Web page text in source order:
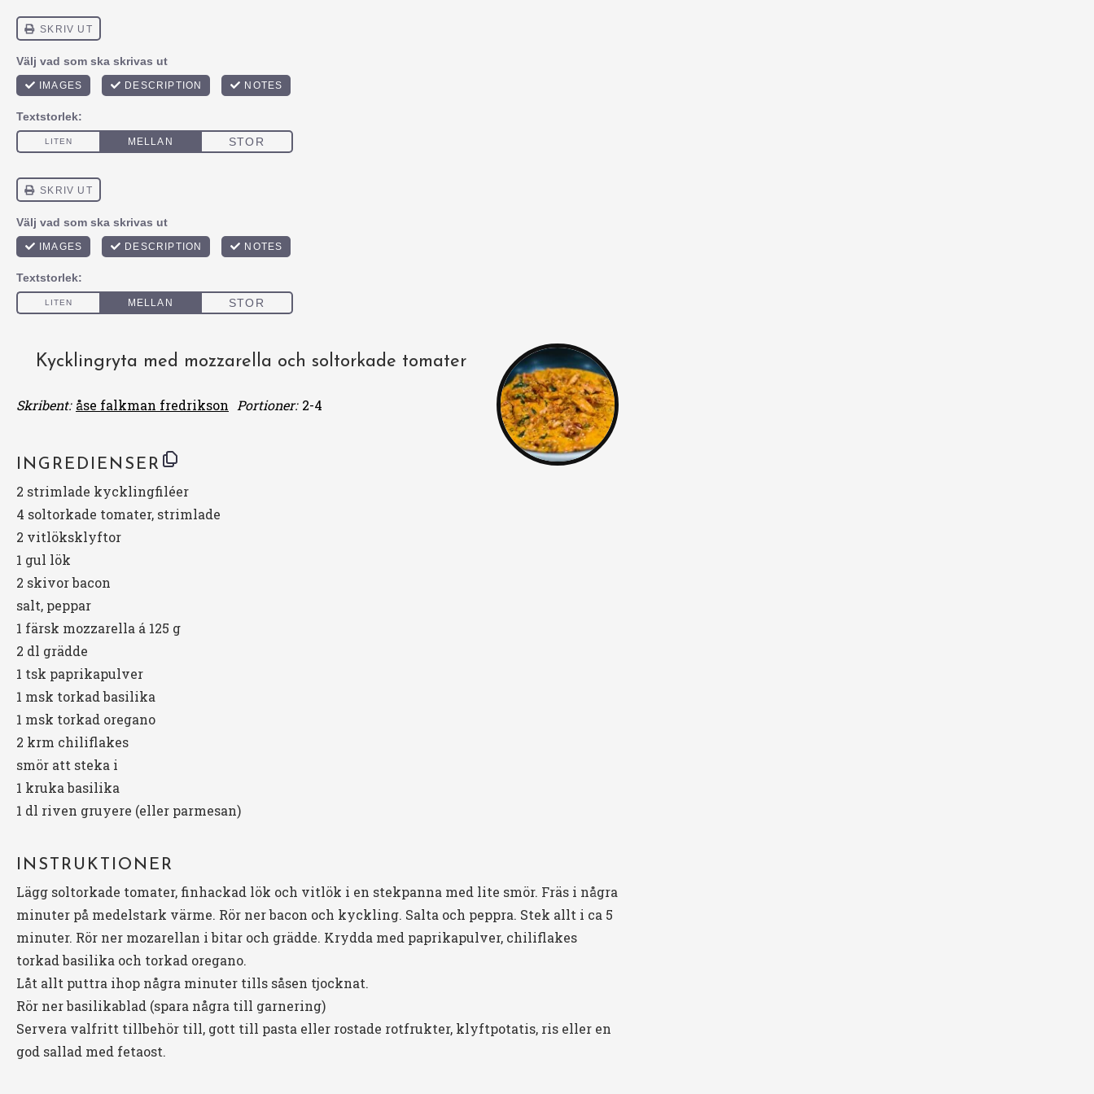
Kycklingryta med mozzarella och soltorkade tomater
Skribent: åse falkman fredrikson Portioner: 2-4
INGREDIENSER
2 strimlade kycklingfiléer
4 soltorkade tomater, strimlade
2 vitlöksklyftor
1 gul lök
2 skivor bacon
salt, peppar
1 färsk mozzarella á 125 g
2 dl grädde
1 tsk paprikapulver
1 msk torkad basilika
1 msk torkad oregano
2 krm chiliflakes
smör att steka i
1 kruka basilika
1 dl riven gruyere (eller parmesan)
INSTRUKTIONER
Lägg soltorkade tomater, finhackad lök och vitlök i en stekpanna med lite smör. Fräs i några
minuter på medelstark värme. Rör ner bacon och kyckling. Salta och peppra. Stek allt i ca 5
minuter. Rör ner mozarellan i bitar och grädde. Krydda med paprikapulver, chiliflakes
torkad basilika och torkad oregano.
Låt allt puttra ihop några minuter tills såsen tjocknat.
Rör ner basilikablad (spara några till garnering)
Servera valfritt tillbehör till, gott till pasta eller rostade rotfrukter, klyftpotatis, ris eller en
god sallad med fetaost.